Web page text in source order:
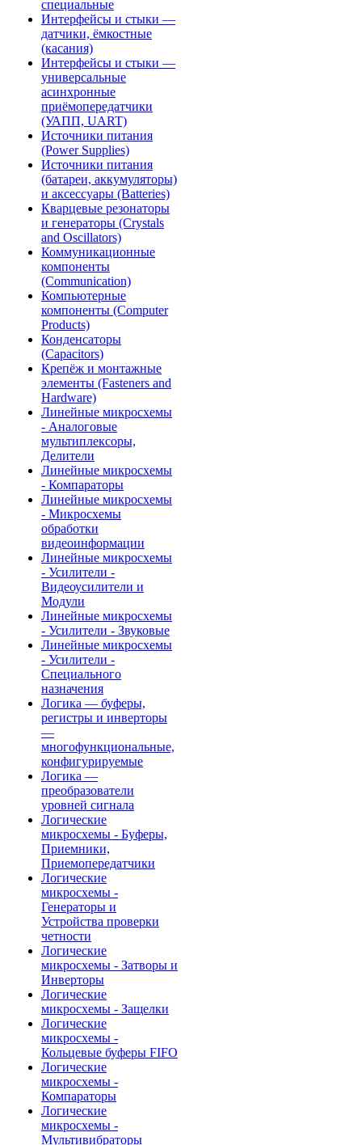
специальные
Интерфейсы и стыки —
датчики, ёмкостные
(касания)
Интерфейсы и стыки —
универсальные
асинхронные
приёмопередатчики
(УАПП, UART)
Источники питания
(Power Supplies)
Источники питания
(батареи, аккумуляторы)
и аксессуары (Batteries)
Кварцевые резонаторы
и генераторы (Crystals
and Oscillators)
Коммуникационные
компоненты
(Communication)
Компьютерные
компоненты (Computer
Products)
Конденсаторы
(Capacitors)
Крепёж и монтажные
элементы (Fasteners and
Hardware)
Линейные микросхемы
- Аналоговые
мультиплексоры,
Делители
Линейные микросхемы
- Компараторы
Линейные микросхемы
- Микросхемы
обработки
видеоинформации
Линейные микросхемы
- Усилители -
Видеоусилители и
Модули
Линейные микросхемы
- Усилители - Звуковые
Линейные микросхемы
- Усилители -
Специального
назначения
Логика — буферы,
регистры и инверторы
—
многофункциональные,
конфигурируемые
Логика —
преобразователи
уровней сигнала
Логические
микросхемы - Буферы,
Приемники,
Приемопередатчики
Логические
микросхемы -
Генераторы и
Устройства проверки
четности
Логические
микросхемы - Затворы и
Инверторы
Логические
микросхемы - Защелки
Логические
микросхемы -
Кольцевые буферы FIFO
Логические
микросхемы -
Компараторы
Логические
микросхемы -
Мультивибраторы